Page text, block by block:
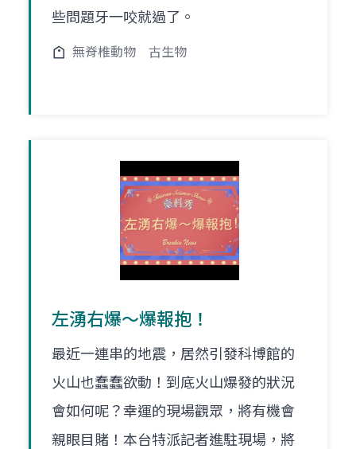
些問題牙一咬就過了。
無脊椎動物 古生物
左湧右爆～爆報抱！
最近一連串的地震，居然引發科博館的
火山也蠢蠢欲動！到底火山爆發的狀況
會如何呢？幸運的現場觀眾，將有機會
親眼目賭！本台特派記者進駐現場，將